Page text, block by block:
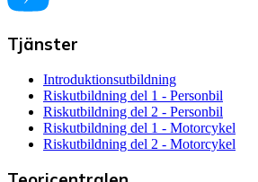
Tjänster
Introduktionsutbildning
Riskutbildning del 1 - Personbil
Riskutbildning del 2 - Personbil
Riskutbildning del 1 - Motorcykel
Riskutbildning del 2 - Motorcykel